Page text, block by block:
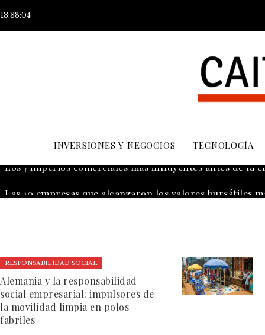
13:38:05
INVERSIONES Y NEGOCIOS TECNOLOGÍA
RESPONSABILIDAD SOCIAL
Alemania y la responsabilidad
social empresarial: impulsores de
la movilidad limpia en polos
fabriles